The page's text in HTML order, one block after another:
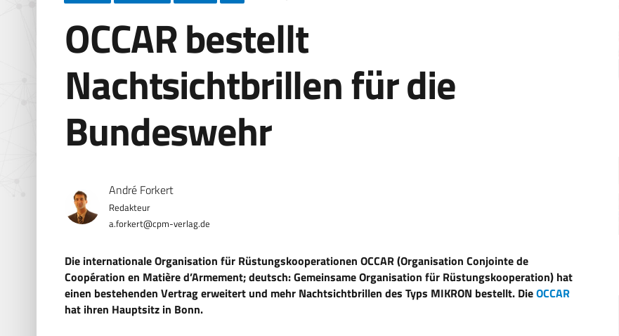
OCCAR bestellt
Nachtsichtbrillen für die
Bundeswehr
André Forkert
Redakteur
a.forkert@cpm-verlag.de
Die internationale Organisation für Rüstungskooperationen OCCAR (Organisation Conjointe de
Coopération en Matière d’Armement; deutsch: Gemeinsame Organisation für Rüstungskooperation) hat
einen bestehenden Vertrag erweitert und mehr Nachtsichtbrillen des Typs MIKRON bestellt. DieOCCAR
hat ihren Hauptsitz in Bonn.